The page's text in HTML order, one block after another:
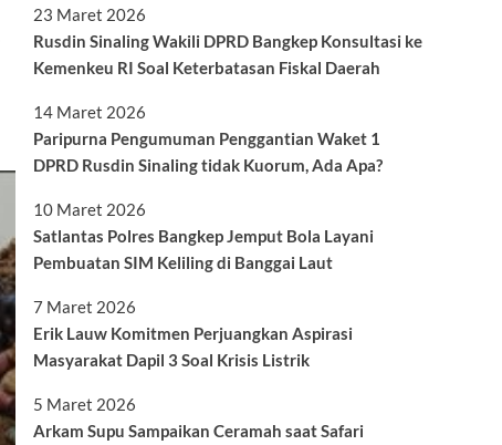
23 Maret 2026
Rusdin Sinaling Wakili DPRD Bangkep Konsultasi ke
Kemenkeu RI Soal Keterbatasan Fiskal Daerah
14 Maret 2026
Paripurna Pengumuman Penggantian Waket 1
DPRD Rusdin Sinaling tidak Kuorum, Ada Apa?
10 Maret 2026
Satlantas Polres Bangkep Jemput Bola Layani
Pembuatan SIM Keliling di Banggai Laut
7 Maret 2026
Erik Lauw Komitmen Perjuangkan Aspirasi
Masyarakat Dapil 3 Soal Krisis Listrik
5 Maret 2026
Arkam Supu Sampaikan Ceramah saat Safari